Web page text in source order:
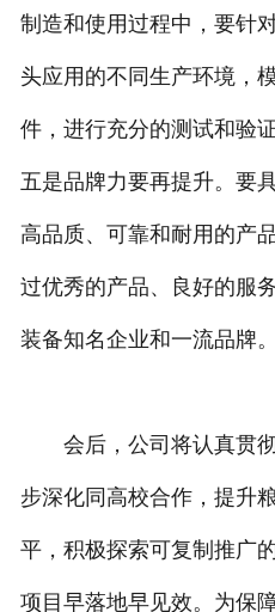
制造和使用过程中，要针
头应用的不同生产环境，
件，进行充分的测试和验
五是品牌力要再提升。要
高品质、可靠和耐用的产
过优秀的产品、良好的服
装备知名企业和一流品牌。
会后，公司将认真贯彻
步深化同高校合作，提升
平，积极探索可复制推广
项目早落地早见效。为保